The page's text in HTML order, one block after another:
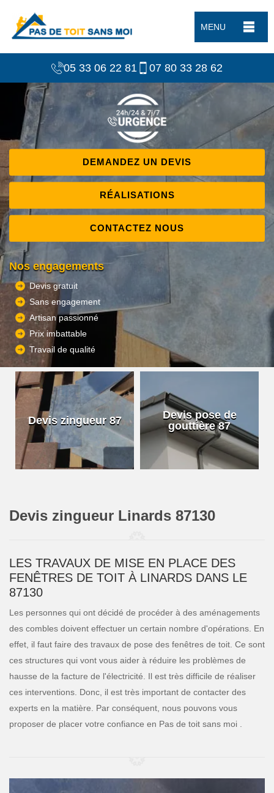
MENU
05 33 06 22 81 07 80 33 28 62
DEMANDEZ UN DEVIS
RÉALISATIONS
CONTACTEZ NOUS
Nos engagements
Devis gratuit
Sans engagement
Artisan passionné
Prix imbattable
Travail de qualité
Devis zingueur 87
Devis pose de
gouttière 87
Devis zingueur Linards 87130
LES TRAVAUX DE MISE EN PLACE DES
FENÊTRES DE TOIT À LINARDS DANS LE
87130
Les personnes qui ont décidé de procéder à des aménagements
des combles doivent effectuer un certain nombre d'opérations. En
effet, il faut faire des travaux de pose des fenêtres de toit. Ce sont
ces structures qui vont vous aider à réduire les problèmes de
hausse de la facture de l'électricité. Il est très difficile de réaliser
ces interventions. Donc, il est très important de contacter des
experts en la matière. Par conséquent, nous pouvons vous
proposer de placer votre confiance en Pas de toit sans moi .